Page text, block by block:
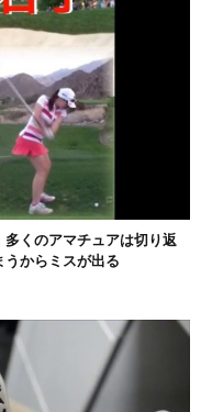
くのアマチュアは切り返
うからミスが出る